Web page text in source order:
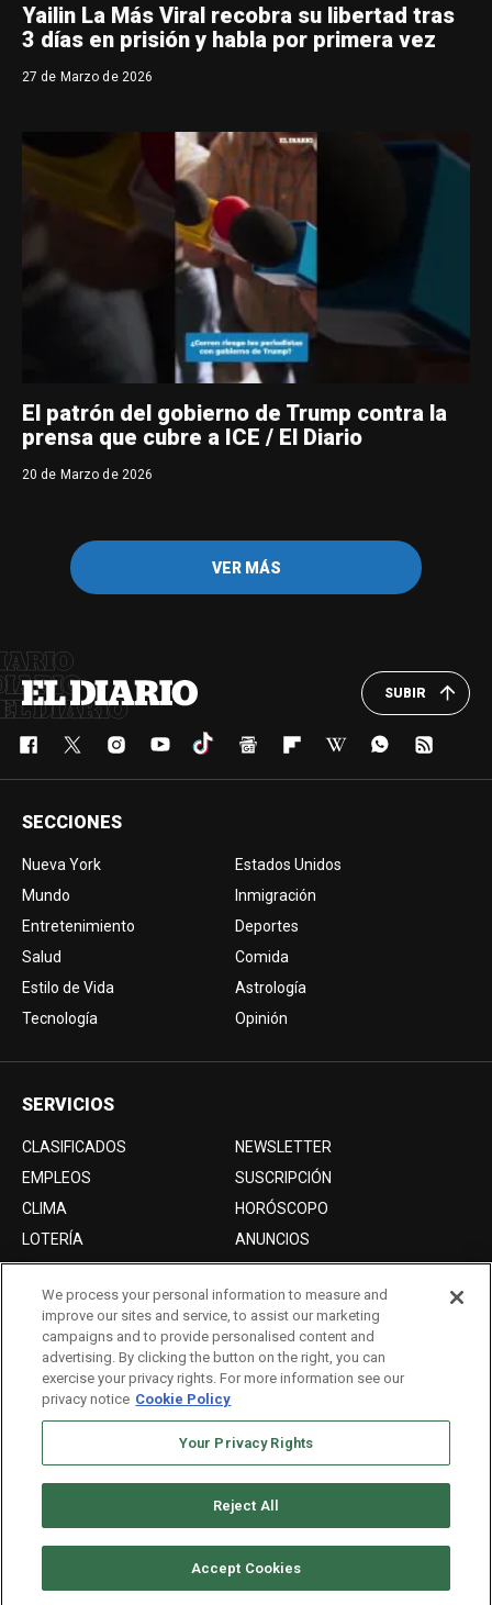
Yailin La Más Viral recobra su libertad tras
3 días en prisión y habla por primera vez
27 de Marzo de 2026
El patrón del gobierno de Trump contra la
prensa que cubre a ICE / El Diario
20 de Marzo de 2026
VER MÁS
SUBIR
SECCIONES
Nueva York
Estados Unidos
Mundo
Inmigración
Entretenimiento
Deportes
Salud
Comida
Estilo de Vida
Astrología
Tecnología
Opinión
SERVICIOS
CLASIFICADOS
NEWSLETTER
EMPLEOS
SUSCRIPCIÓN
CLIMA
HORÓSCOPO
LOTERÍA
ANUNCIOS
Acerca de nosotros
Advertise with Us/Anuncios
Politica de Privacidad
Editorial Guidelines
We process your personal information to measure and
improve our sites and service, to assist our marketing
campaigns and to provide personalised content and
advertising. By clicking the button on the right, you can
exercise your privacy rights. For more information see our
privacy notice Cookie Policy
Your Privacy Rights
Reject All
Accept Cookies